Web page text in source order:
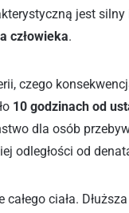
jest silny
człowieka.
czego
10 godzinach od
dla osób
odległości od
ciała.